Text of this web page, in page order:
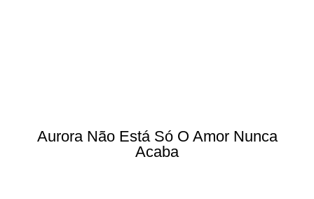
Aurora Não Está Só O Amor Nunca
Acaba